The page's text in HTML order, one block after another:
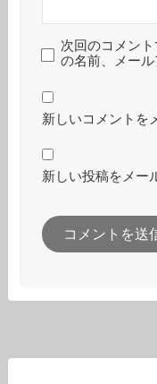
次回のコメン
の名前、メール
新しいコメントを
新しい投稿をメー